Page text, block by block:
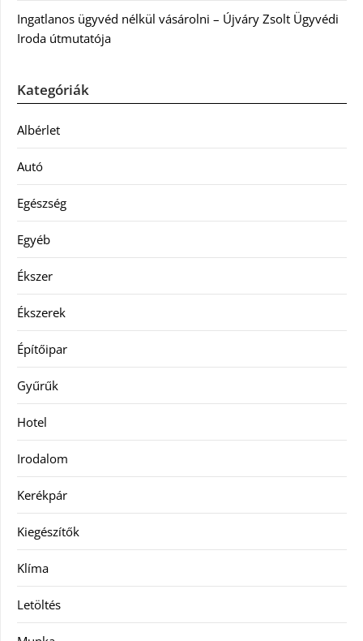
Ingatlanos ügyvéd nélkül vásárolni – Újváry Zsolt Ügyvédi
Iroda útmutatója
Kategóriák
Albérlet
Autó
Egészség
Egyéb
Ékszer
Ékszerek
Építőipar
Gyűrűk
Hotel
Irodalom
Kerékpár
Kiegészítők
Klíma
Letöltés